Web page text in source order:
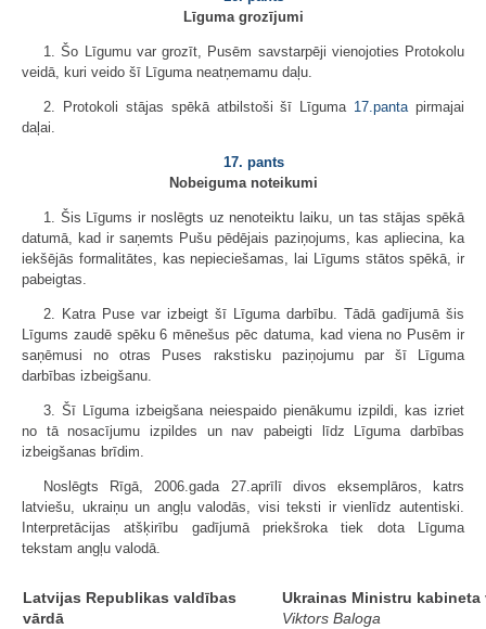
Līguma grozījumi
1. Šo Līgumu var grozīt, Pusēm savstarpēji vienojoties Protokolu
veidā, kuri veido šī Līguma neatņemamu daļu.
2. Protokoli stājas spēkā atbilstoši šī Līguma 17.pantapirmajai
daļai.
17. pants
Nobeiguma noteikumi
1. Šis Līgums ir noslēgts uz nenoteiktu laiku, un tas stājas spēkā
datumā, kad ir saņemts Pušu pēdējais paziņojums, kas apliecina, ka
iekšējās formalitātes, kas nepieciešamas, lai Līgums stātos spēkā, ir
pabeigtas.
2. Katra Puse var izbeigt šī Līguma darbību. Tādā gadījumā šis
Līgums zaudē spēku 6 mēnešus pēc datuma, kad viena no Pusēm ir
saņēmusi no otras Puses rakstisku paziņojumu par šī Līguma
darbības izbeigšanu.
3. Šī Līguma izbeigšana neiespaido pienākumu izpildi, kas izriet
no tā nosacījumu izpildes un nav pabeigti līdz Līguma darbības
izbeigšanas brīdim.
Noslēgts Rīgā, 2006.gada 27.aprīlī divos eksemplāros, katrs
latviešu, ukraiņu un angļu valodās, visi teksti ir vienlīdz autentiski.
Interpretācijas atšķirību gadījumā priekšroka tiek dota Līguma
tekstam angļu valodā.
Latvijas Republikas valdības
vārdā
Ukrainas Ministru kabineta
Viktors Baloga